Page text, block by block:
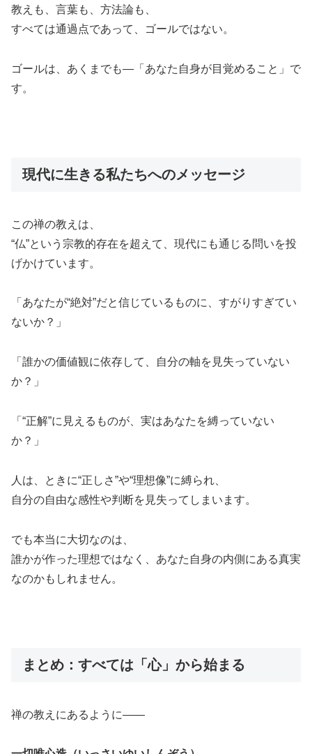
教えも、言葉も、方法論も、
すべては通過点であって、ゴールではない。
ゴールは、あくまでも―「あなた自身が目覚めること」で
す。
現代に生きる私たちへのメッセージ
この禅の教えは、
“仏”という宗教的存在を超えて、現代にも通じる問いを投
げかけています。
「あなたが“絶対”だと信じているものに、すがりすぎてい
ないか？」
「誰かの価値観に依存して、自分の軸を見失っていない
か？」
「“正解”に見えるものが、実はあなたを縛っていない
か？」
人は、ときに“正しさ”や“理想像”に縛られ、
自分の自由な感性や判断を見失ってしまいます。
でも本当に大切なのは、
誰かが作った理想ではなく、あなた自身の内側にある真実
なのかもしれません。
まとめ：すべては「心」から始まる
禅の教えにあるように――